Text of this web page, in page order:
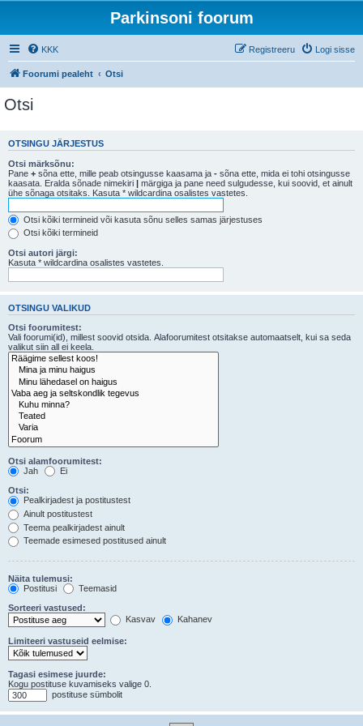
Parkinsoni foorum
KKK Logi sisse
Registreeru
Foorumi pealeht Otsi
Otsi
OTSINGU JÄRJESTUS
Otsi märksõnu:
Pane + sõna ette, mille peab otsingusse kaasama ja - sõna ette, mida ei tohi otsingusse
kaasata. Eralda sõnade nimekiri | märgiga ja pane need sulgudesse, kui soovid, et ainult
ühe sõnaga otsitaks. Kasuta * wildcardina osalistes vastetes.
Otsi kõiki termineid või kasuta sõnu selles samas järjestuses
Otsi kõiki termineid
Otsi autori järgi:
Kasuta * wildcardina osalistes vastetes.
OTSINGU VALIKUD
Otsi foorumitest:
Vali foorumi(id), millest soovid otsida. Alafoorumitest otsitakse automaatselt, kui sa seda
valikut siin all ei keela.
Otsi alamfoorumitest:
Jah
Ei
Otsi:
Pealkirjadest ja postitustest
Ainult postitustest
Teema pealkirjadest ainult
Teemade esimesed postitused ainult
Näita tulemusi:
Postitusi
Teemasid
Sorteeri vastused:
Kasvav
Kahanev
Limiteeri vastuseid eelmise:
Tagasi esimese juurde:
Kogu postituse kuvamiseks valige 0.
postituse sümbolit